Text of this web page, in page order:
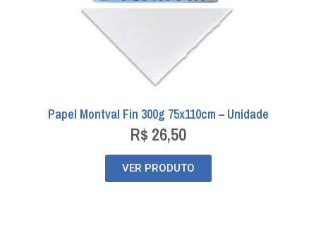
Papel Montval Fin 300g 75x110cm – Unidade
R$ 26,50
VER PRODUTO